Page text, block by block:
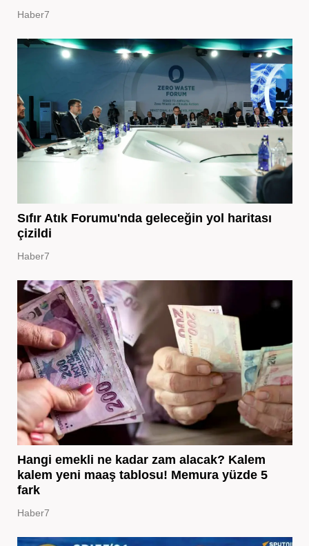
Haber7
Sıfır Atık Forumu'nda geleceğin yol haritası
çizildi
Haber7
Hangi emekli ne kadar zam alacak? Kalem
kalem yeni maaş tablosu! Memura yüzde 5
fark
Haber7